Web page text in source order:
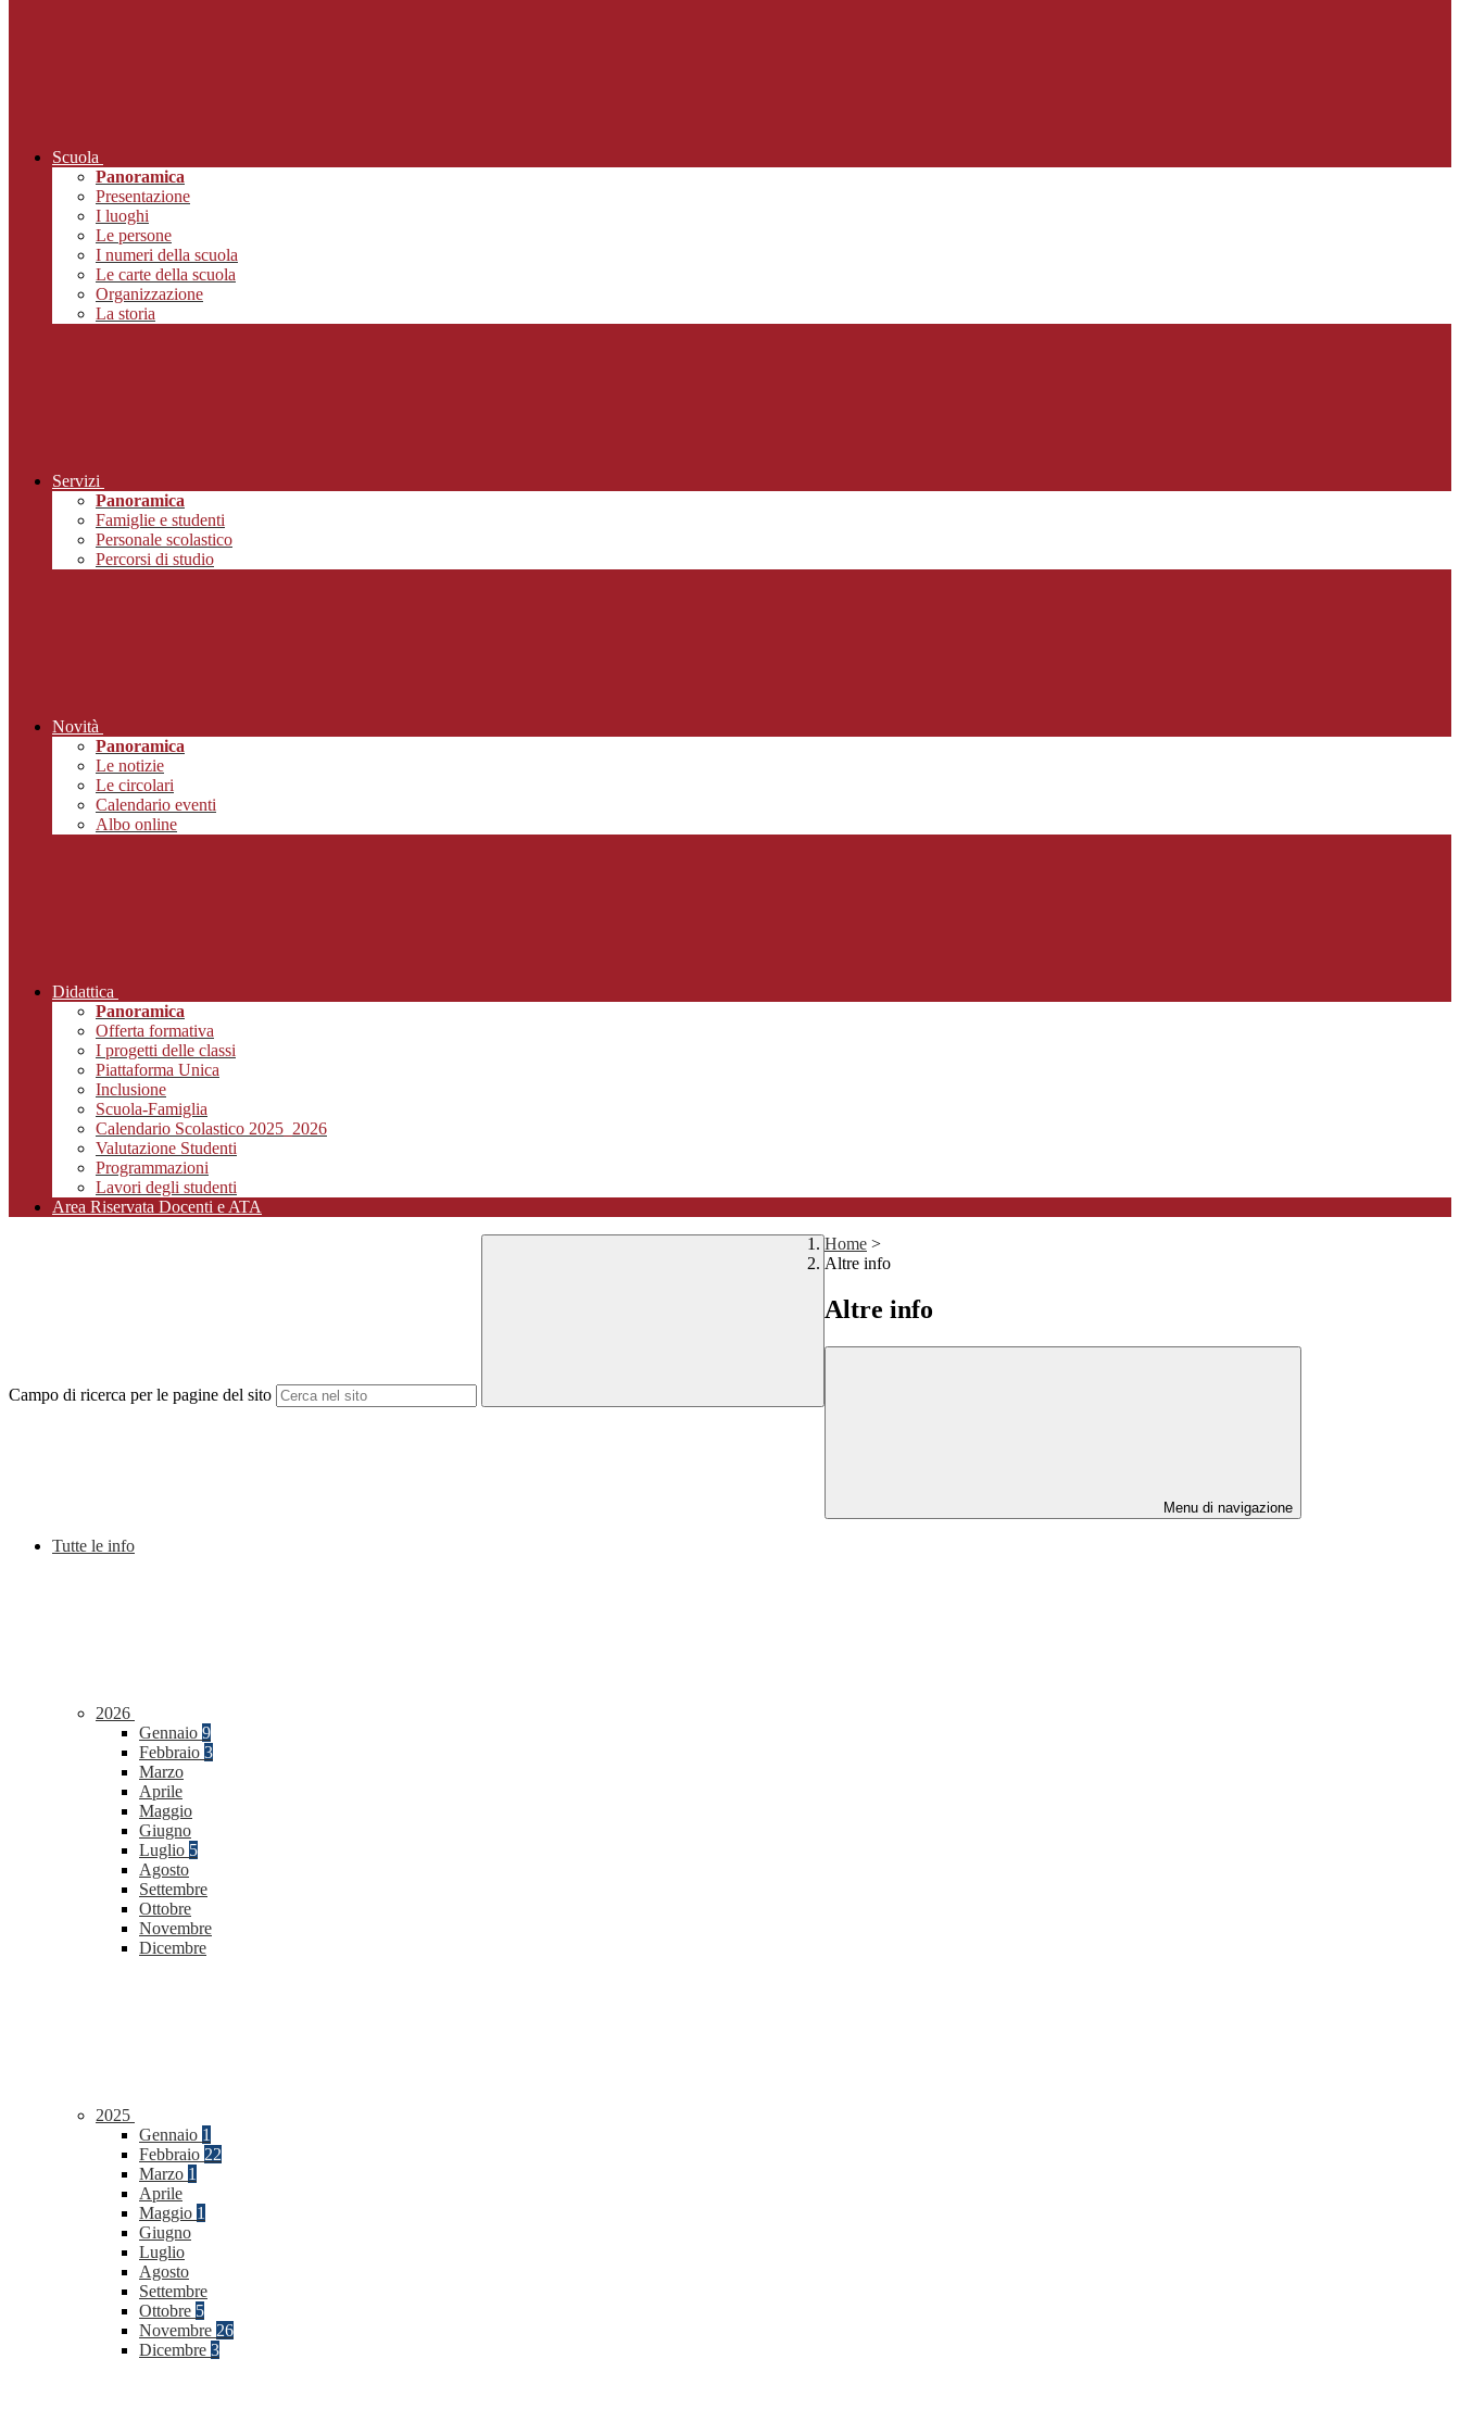
Scuola
Panoramica
Presentazione
I luoghi
Le persone
I numeri della scuola
Le carte della scuola
Organizzazione
La storia
Servizi
Panoramica
Famiglie e studenti
Personale scolastico
Percorsi di studio
Novità
Panoramica
Le notizie
Le circolari
Calendario eventi
Albo online
Didattica
Panoramica
Offerta formativa
I progetti delle classi
Piattaforma Unica
Inclusione
Scuola-Famiglia
Calendario Scolastico 2025_2026
Valutazione Studenti
Programmazioni
Lavori degli studenti
Area Riservata Docenti e ATA
Campo di ricerca per le pagine del sito
Home >
Altre info
Altre info
Menu di navigazione
Tutte le info
2026
Gennaio 9
Febbraio 3
Marzo
Aprile
Maggio
Giugno
Luglio 5
Agosto
Settembre
Ottobre
Novembre
Dicembre
2025
Gennaio 1
Febbraio 22
Marzo 1
Aprile
Maggio 1
Giugno
Luglio
Agosto
Settembre
Ottobre 5
Novembre 26
Dicembre 3